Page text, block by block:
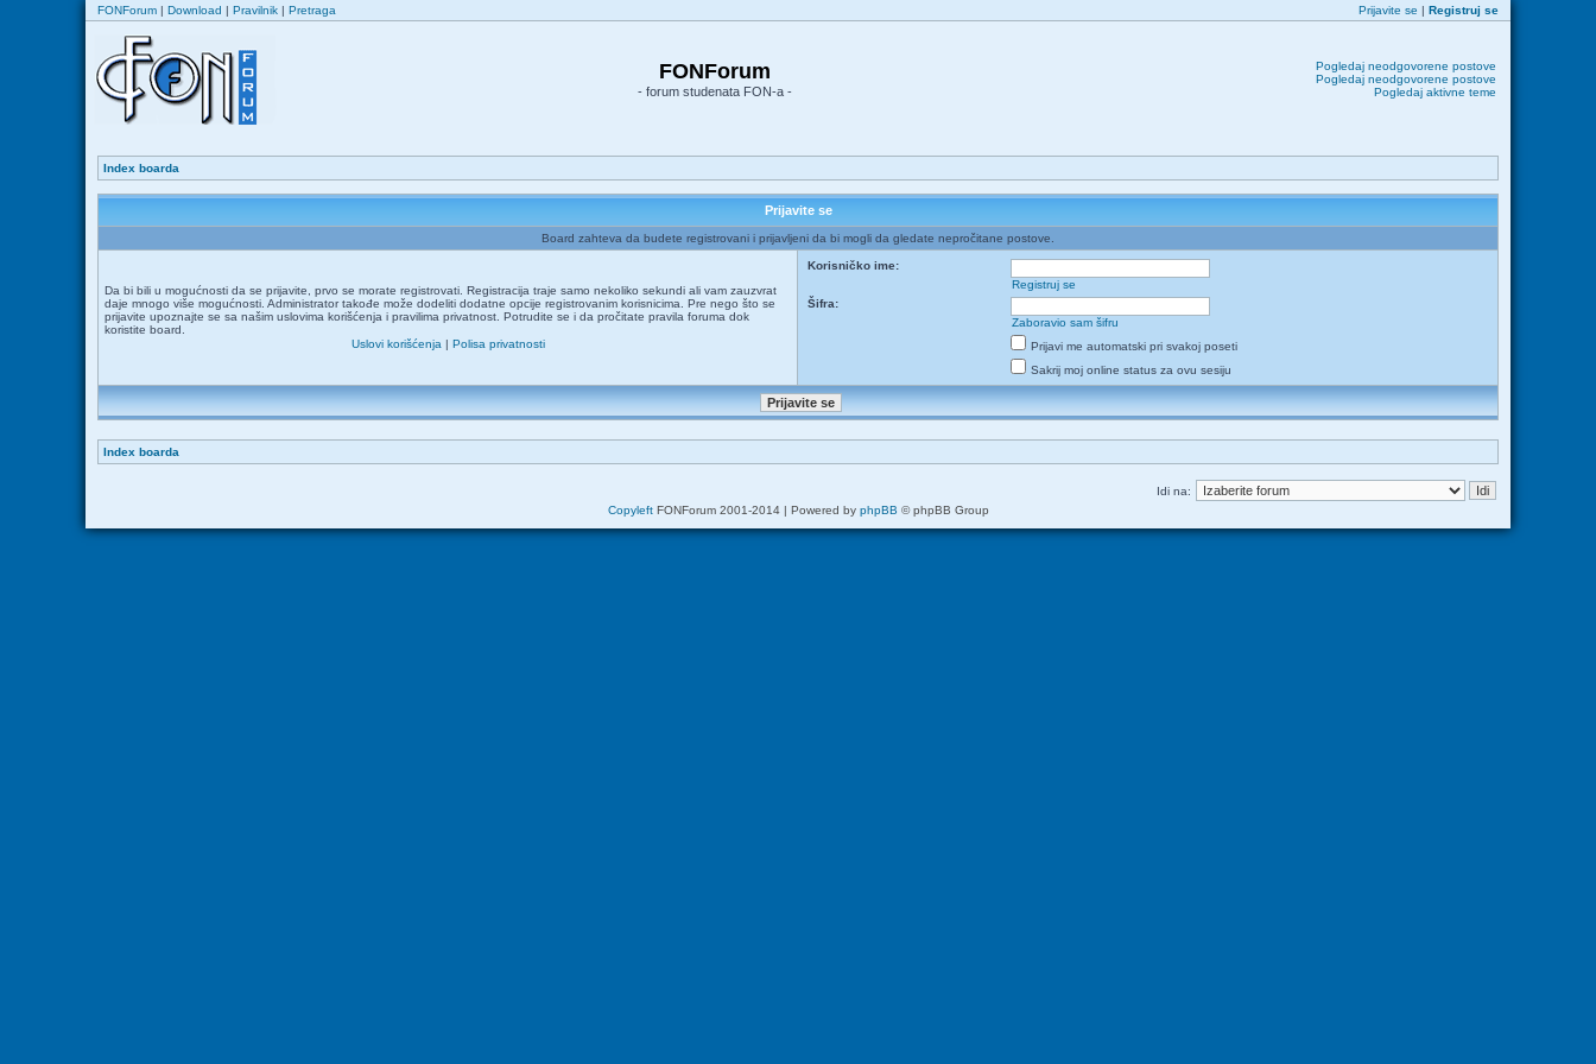
FONForum | Download | Pravilnik | Pretraga Prijavite se | Registruj se
FONForum
- forum studenata FON-a -
Pogledaj neodgovorene postove
Pogledaj neodgovorene postove
Pogledaj aktivne teme
Index boarda
Prijavite se
Board zahteva da budete registrovani i prijavljeni da bi mogli da gledate nepročitane postove.
Da bi bili u mogućnosti da se prijavite, prvo se morate registrovati. Registracija traje samo nekoliko sekundi ali vam zauzvrat
daje mnogo više mogućnosti. Administrator takođe može dodeliti dodatne opcije registrovanim korisnicima. Pre nego što se
prijavite upoznajte se sa našim uslovima korišćenja i pravilima privatnost. Potrudite se i da pročitate pravila foruma dok
koristite board.
Uslovi korišćenja | Polisa privatnosti
Korisničko ime:
Registruj se
Šifra:
Zaboravio sam šifru
Prijavi me automatski pri svakoj poseti
Sakrij moj online status za ovu sesiju
Index boarda
Idi na:
CopyleftFONForum 2001-2014 | Powered by phpBB © phpBB Group